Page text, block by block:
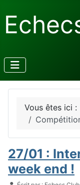
Vous êtes ici :
27/01 :
week end !